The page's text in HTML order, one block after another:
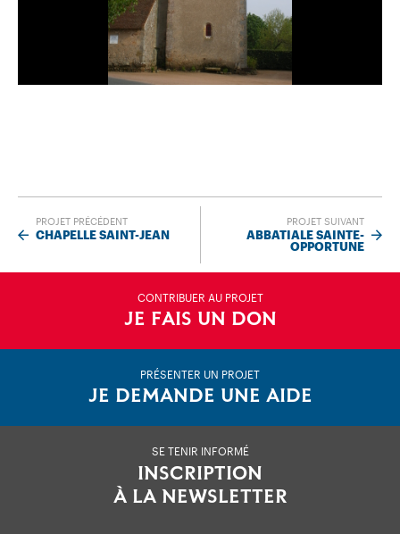
PROJET PRÉCÉDENT
CHAPELLE SAINT-JEAN
PROJET SUIVANT
ABBATIALE SAINTE-
OPPORTUNE
CONTRIBUER AU PROJET
JE FAIS UN DON
PRÉSENTER UN PROJET
JE DEMANDE UNE AIDE
SE TENIR INFORMÉ
INSCRIPTION
À LA NEWSLETTER